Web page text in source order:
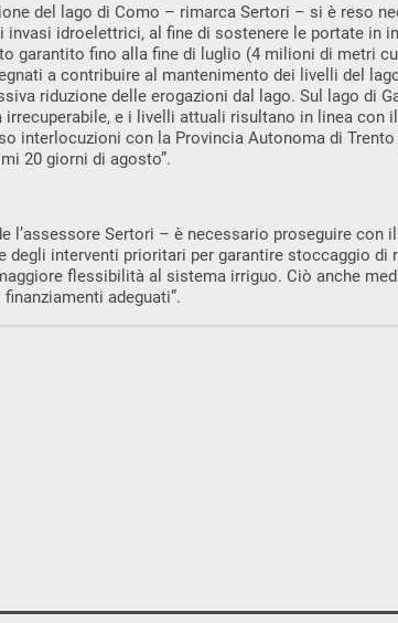
del lago di Como – rimarca Sertori – si è reso
invasi idroelettrici, al fine di sostenere le portate in
garantito fino alla fine di luglio (4 milioni di metri
a contribuire al mantenimento dei livelli del
riduzione delle erogazioni dal lago. Sul lago di
irrecuperabile, e i livelli attuali risultano in linea con
interlocuzioni con la Provincia Autonoma di
20 giorni di agosto”.
l’assessore Sertori – è necessario proseguire con
degli interventi prioritari per garantire stoccaggio
flessibilità al sistema irriguo. Ciò anche
adeguati”.